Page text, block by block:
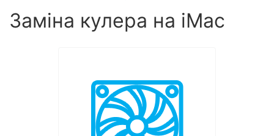
Заміна кулера на iMac